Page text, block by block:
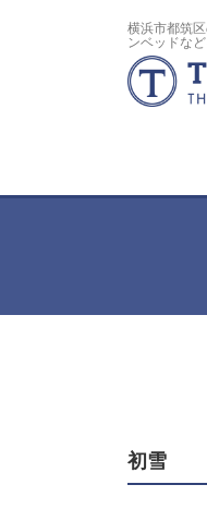
横浜市都筑
ンベッドな
初雪